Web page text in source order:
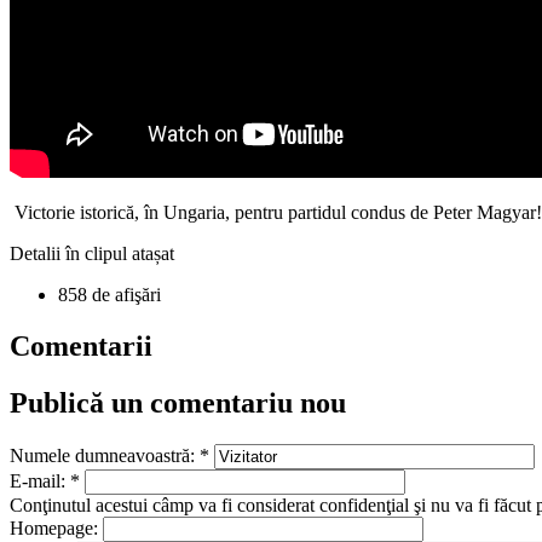
Victorie istorică, în Ungaria, pentru partidul condus de Peter Magyar!
Detalii în clipul atașat
858 de afişări
Comentarii
Publică un comentariu nou
Numele dumneavoastră: *
E-mail: *
Conţinutul acestui câmp va fi considerat confidenţial şi nu va fi făcut
Homepage: